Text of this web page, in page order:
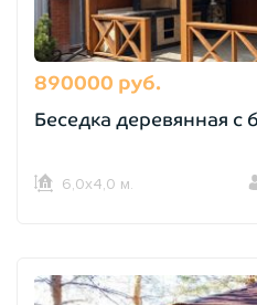
890000 руб.
Беседка деревянная с
6,0х4,0 м.